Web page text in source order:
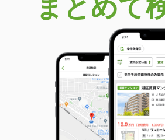
福島県いわき市常磐下湯長谷町梅ノ
5.50万円
福島県いわき市
専有面積 41.94m²
間取り
1LDK
福島県伊達郡桑折町字新吉町２丁目
価 格
4.90万円
住 所
福島県伊達郡桑
まとめて